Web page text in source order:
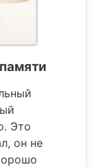
Это
он не